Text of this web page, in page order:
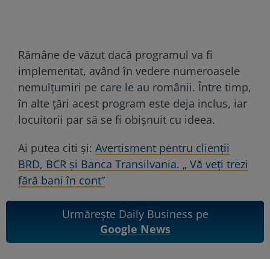
Rămâne de văzut dacă programul va fi
implementat, având în vedere numeroasele
nemulțumiri pe care le au românii. Între timp,
în alte țări acest program este deja inclus, iar
locuitorii par să se fi obișnuit cu ideea.
Ai putea citi și: Avertisment pentru clienții
BRD, BCR și Banca Transilvania. „ Vă veți trezi
fără bani în cont”
Urmărește Daily Business pe
Google News